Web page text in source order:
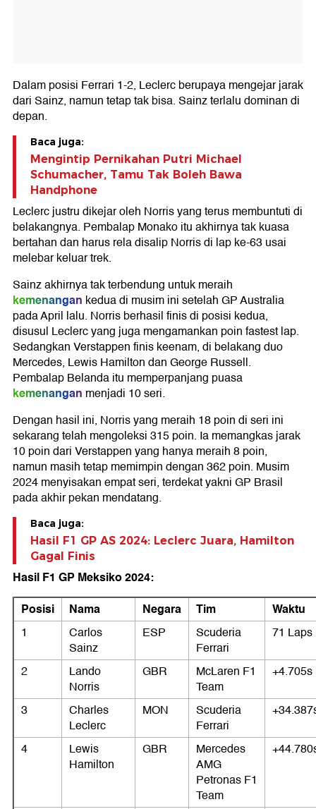
Dalam posisi Ferrari 1-2, Leclerc berupaya mengejar jarak
dari Sainz, namun tetap tak bisa. Sainz terlalu dominan di
depan.
Baca juga:
Mengintip Pernikahan Putri Michael
Schumacher, Tamu Tak Boleh Bawa
Handphone
Leclerc justru dikejar oleh Norris yang terus membuntuti di
belakangnya. Pembalap Monako itu akhirnya tak kuasa
bertahan dan harus rela disalip Norris di lap ke-63 usai
melebar keluar trek.
Sainz akhirnya tak terbendung untuk meraih
kemenangan kedua di musim ini setelah GP Australia
pada April lalu. Norris berhasil finis di posisi kedua,
disusul Leclerc yang juga mengamankan poin fastest lap.
Sedangkan Verstappen finis keenam, di belakang duo
Mercedes, Lewis Hamilton dan George Russell.
Pembalap Belanda itu memperpanjang puasa
kemenangan menjadi 10 seri.
Dengan hasil ini, Norris yang meraih 18 poin di seri ini
sekarang telah mengoleksi 315 poin. Ia memangkas jarak
10 poin dari Verstappen yang hanya meraih 8 poin,
namun masih tetap memimpin dengan 362 poin. Musim
2024 menyisakan empat seri, terdekat yakni GP Brasil
pada akhir pekan mendatang.
Baca juga:
Hasil F1 GP AS 2024: Leclerc Juara, Hamilton
Gagal Finis
Hasil F1 GP Meksiko 2024:
Posisi
Nama Negara Tim Waktu
1
Carlos
Sainz
ESP
Scuderia
Ferrari
71 Laps
2
Lando
Norris
GBR
McLaren F1
Team
+4.705s
3
Charles
Leclerc
MON
Scuderia
Ferrari
4
Lewis
Hamilton
GBR
Mercedes
AMG
Petronas F1
Team